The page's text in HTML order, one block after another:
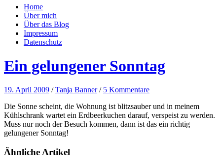
Home
Über mich
Über das Blog
Impressum
Datenschutz
Ein gelungener Sonntag
19. April 2009 /Tanja Banner / 5 Kommentare
Die Sonne scheint, die Wohnung ist blitzsauber und in meinem
Kühlschrank wartet ein Erdbeerkuchen darauf, verspeist zu werden.
Muss nur noch der Besuch kommen, dann ist das ein richtig
gelungener Sonntag!
Ähnliche Artikel